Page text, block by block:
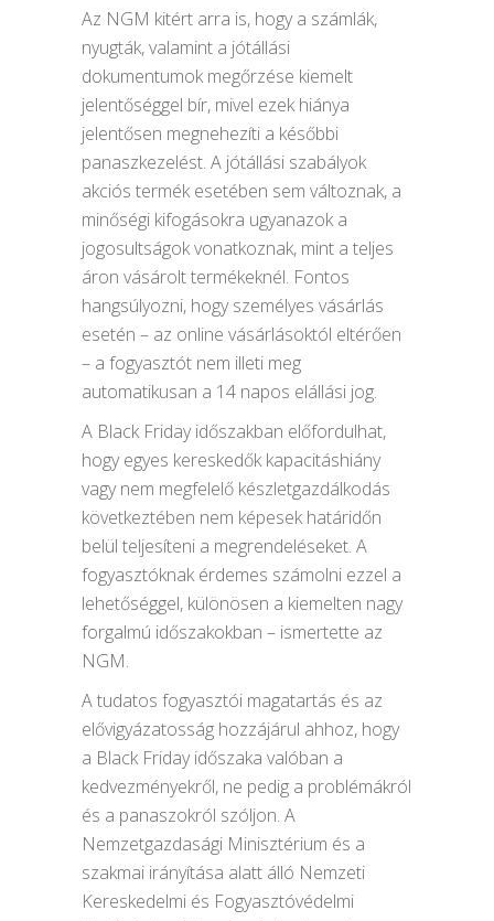
Az NGM kitért arra is, hogy a számlák,
nyugták, valamint a jótállási
dokumentumok megőrzése kiemelt
jelentőséggel bír, mivel ezek hiánya
jelentősen megnehezíti a későbbi
panaszkezelést. A jótállási szabályok
akciós termék esetében sem változnak, a
minőségi kifogásokra ugyanazok a
jogosultságok vonatkoznak, mint a teljes
áron vásárolt termékeknél. Fontos
hangsúlyozni, hogy személyes vásárlás
esetén – az online vásárlásoktól eltérően
– a fogyasztót nem illeti meg
automatikusan a 14 napos elállási jog.
A Black Friday időszakban előfordulhat,
hogy egyes kereskedők kapacitáshiány
vagy nem megfelelő készletgazdálkodás
következtében nem képesek határidőn
belül teljesíteni a megrendeléseket. A
fogyasztóknak érdemes számolni ezzel a
lehetőséggel, különösen a kiemelten nagy
forgalmú időszakokban – ismertette az
NGM.
A tudatos fogyasztói magatartás és az
elővigyázatosság hozzájárul ahhoz, hogy
a Black Friday időszaka valóban a
kedvezményekről, ne pedig a problémákról
és a panaszokról szóljon. A
Nemzetgazdasági Minisztérium és a
szakmai irányítása alatt álló Nemzeti
Kereskedelmi és Fogyasztóvédelmi